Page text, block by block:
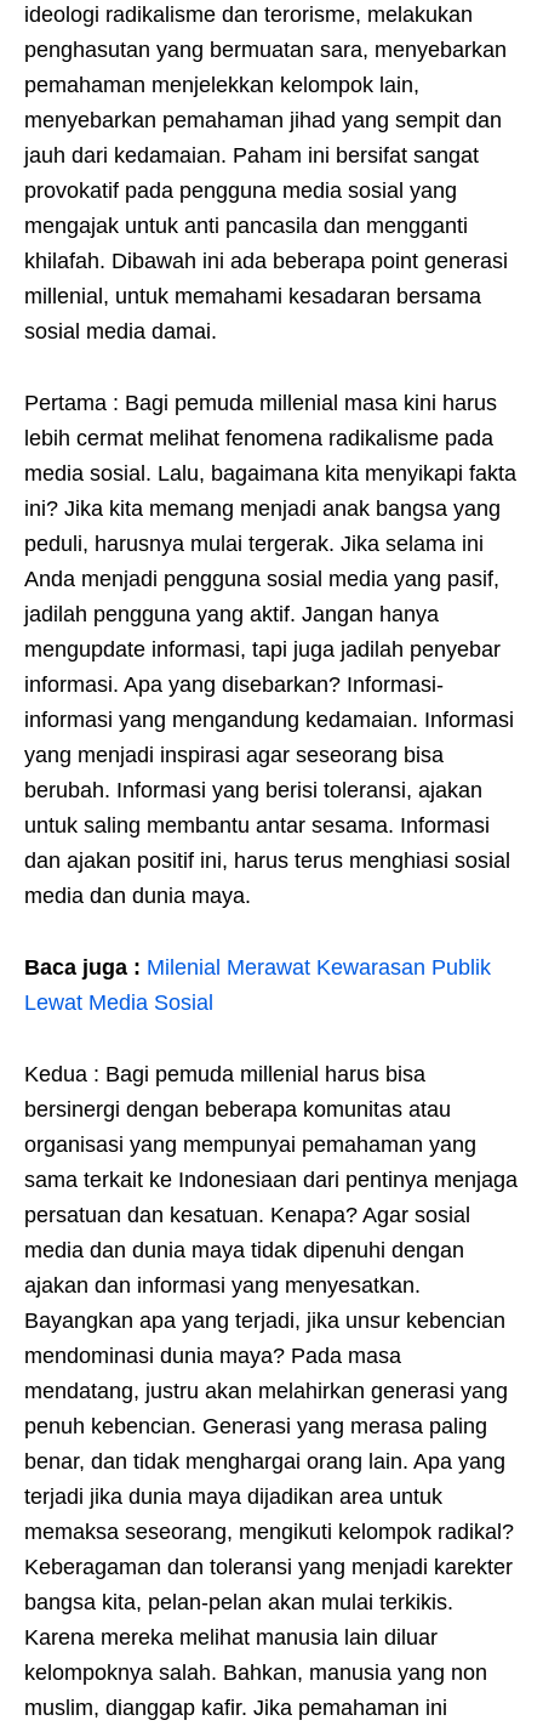
ideologi radikalisme dan terorisme, melakukan
penghasutan yang bermuatan sara, menyebarkan
pemahaman menjelekkan kelompok lain,
menyebarkan pemahaman jihad yang sempit dan
jauh dari kedamaian. Paham ini bersifat sangat
provokatif pada pengguna media sosial yang
mengajak untuk anti pancasila dan mengganti
khilafah. Dibawah ini ada beberapa point generasi
millenial, untuk memahami kesadaran bersama
sosial media damai.
Pertama : Bagi pemuda millenial masa kini harus
lebih cermat melihat fenomena radikalisme pada
media sosial. Lalu, bagaimana kita menyikapi fakta
ini? Jika kita memang menjadi anak bangsa yang
peduli, harusnya mulai tergerak. Jika selama ini
Anda menjadi pengguna sosial media yang pasif,
jadilah pengguna yang aktif. Jangan hanya
mengupdate informasi, tapi juga jadilah penyebar
informasi. Apa yang disebarkan? Informasi-
informasi yang mengandung kedamaian. Informasi
yang menjadi inspirasi agar seseorang bisa
berubah. Informasi yang berisi toleransi, ajakan
untuk saling membantu antar sesama. Informasi
dan ajakan positif ini, harus terus menghiasi sosial
media dan dunia maya.
Baca juga : Milenial Merawat Kewarasan Publik
Lewat Media Sosial
Kedua : Bagi pemuda millenial harus bisa
bersinergi dengan beberapa komunitas atau
organisasi yang mempunyai pemahaman yang
sama terkait ke Indonesiaan dari pentinya menjaga
persatuan dan kesatuan. Kenapa? Agar sosial
media dan dunia maya tidak dipenuhi dengan
ajakan dan informasi yang menyesatkan.
Bayangkan apa yang terjadi, jika unsur kebencian
mendominasi dunia maya? Pada masa
mendatang, justru akan melahirkan generasi yang
penuh kebencian. Generasi yang merasa paling
benar, dan tidak menghargai orang lain. Apa yang
terjadi jika dunia maya dijadikan area untuk
memaksa seseorang, mengikuti kelompok radikal?
Keberagaman dan toleransi yang menjadi karekter
bangsa kita, pelan-pelan akan mulai terkikis.
Karena mereka melihat manusia lain diluar
kelompoknya salah. Bahkan, manusia yang non
muslim, dianggap kafir. Jika pemahaman ini